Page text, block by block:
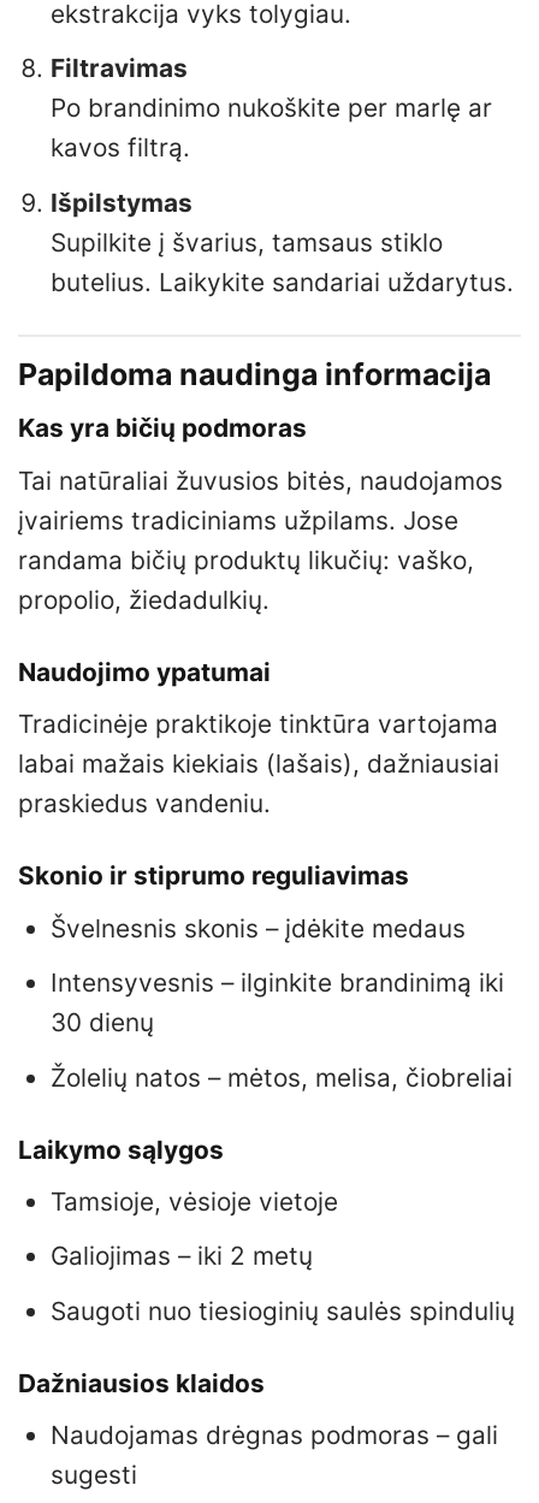
ekstrakcija vyks tolygiau.
Filtravimas
Po brandinimo nukoškite per marlę ar
kavos filtrą.
Išpilstymas
Supilkite į švarius, tamsaus stiklo
butelius. Laikykite sandariai uždarytus.
Papildoma naudinga informacija
Kas yra bičių podmoras
Tai natūraliai žuvusios bitės, naudojamos
įvairiems tradiciniams užpilams. Jose
randama bičių produktų likučių: vaško,
propolio, žiedadulkių.
Naudojimo ypatumai
Tradicinėje praktikoje tinktūra vartojama
labai mažais kiekiais (lašais), dažniausiai
praskiedus vandeniu.
Skonio ir stiprumo reguliavimas
Švelnesnis skonis – įdėkite medaus
Intensyvesnis – ilginkite brandinimą iki
30 dienų
Žolelių natos – mėtos, melisa, čiobreliai
Laikymo sąlygos
Tamsioje, vėsioje vietoje
Galiojimas – iki 2 metų
Saugoti nuo tiesioginių saulės spindulių
Dažniausios klaidos
Naudojamas drėgnas podmoras – gali
sugesti